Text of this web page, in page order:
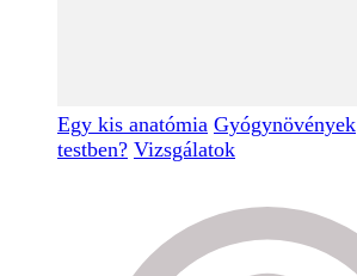
Egy kis anatómia Gyógynövények
testben? Vizsgálatok